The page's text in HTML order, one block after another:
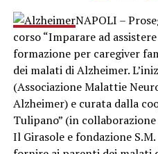
NAPOLI –
corso “Imparare ad
formazione per caregiver
dei malati di Alzheimer.
(Associazione Malattie
Alzheimer) e curata dalla
Tulipano” (in
Il Girasole e fondazione